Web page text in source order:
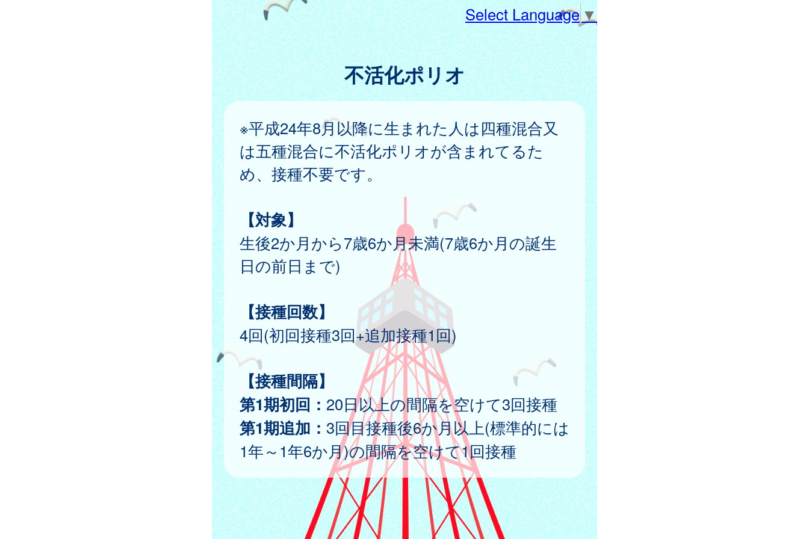
Select Language▼
不活化ポリオ
※平成24年8月以降に生まれた人は四種混合又
は五種混合に不活化ポリオが含まれてるた
め、接種不要です。
【対象】
生後2か月から7歳6か月未満(7歳6か月の誕生
日の前日まで)
【接種回数】
4回(初回接種3回+追加接種1回)
【接種間隔】
第1期初回： 20日以上の間隔を空けて3回接種
第1期追加：3回目接種後6か月以上(標準的には
1年～1年6か月)の間隔を空けて1回接種